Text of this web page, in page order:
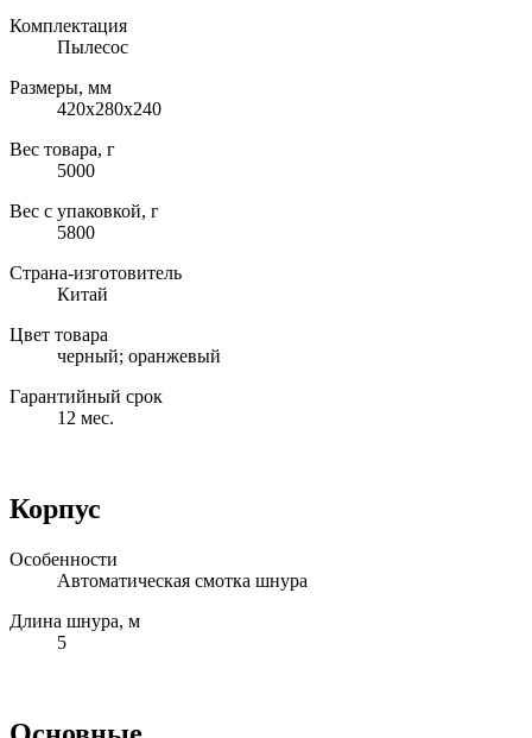
Комплектация
Пылесос
Размеры, мм
420х280х240
Вес товара, г
5000
Вес с упаковкой, г
5800
Страна-изготовитель
Китай
Цвет товара
черный; оранжевый
Гарантийный срок
12 мес.
Корпус
Особенности
Автоматическая смотка шнура
Длина шнура, м
5